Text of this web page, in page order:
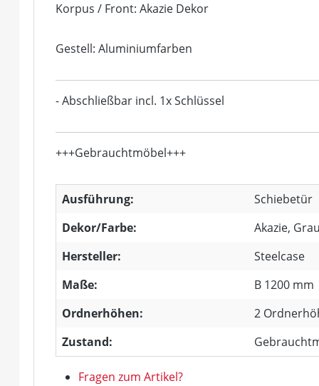
Korpus / Front: Akazie Dekor
Gestell: Aluminiumfarben
- Abschließbar incl. 1x Schlüssel
+++Gebrauchtmöbel+++
Ausführung:
Schiebetür
Dekor/Farbe:
Akazie, Grau
Hersteller:
Steelcase
Maße:
B 1200 mm
Ordnerhöhen:
2
Zustand:
Fragen zum Artikel?